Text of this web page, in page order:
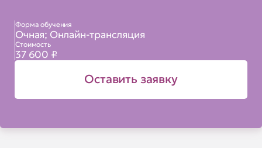
Форма обучения
Очная; Онлайн-трансляция
Стоимость
37 600 ₽
Оставить заявку